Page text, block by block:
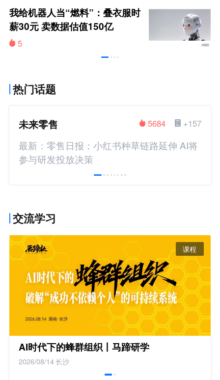
我给机器人当“燃料”：叠衣服时
薪30元 卖数据估值150亿
5
热门话题
未来零售 +157
5684
最新：零售日报：小红书种草链路延伸 AI将
参与研发投放决策
交流学习
课程
AI时代下的蜂群组织丨马蹄研学
2026/08/14长沙